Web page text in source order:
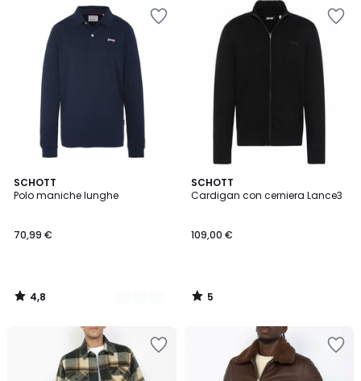
SCHOTT
Polo maniche lunghe
70,99 €
4,8
/ 5
2
Colori
4,8
/
SCHOTT
Cardigan con cerniera Lance3
109,00 €
5
/
5
/